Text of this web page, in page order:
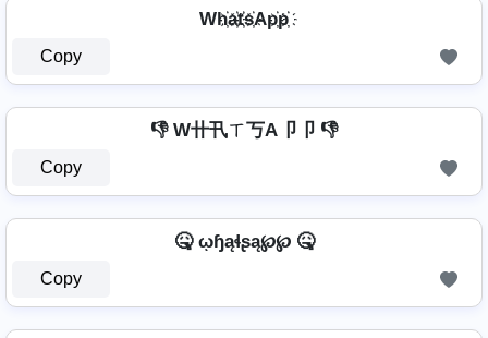
Wh҉a҉t҉s҉Ap҉p҉
Copy
👎 W卄卂ㄒ丂A卩卩 👎
Copy
🤒 ῳɧąɬʂą℘℘ 🤒
Copy